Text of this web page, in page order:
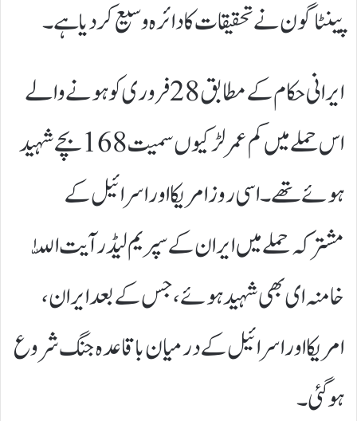
پینٹاگون نے تحقیقات کا دائرہ وسیع کردیا ہے۔
ایرانی حکام کے مطابق 28 فروری کو ہونے والے
اس حملے میں کم عمر لڑکیوں سمیت 168 بچے شہید
ہوئے تھے۔ اسی روز امریکا اور اسرائیل کے
مشترکہ حملے میں ایران کے سپریم لیڈرآیت اللّٰہ
خامنہ ایبھی شہید ہوئے، جس کے بعد ایران،
امریکا اور اسرائیل کے درمیان باقاعدہ جنگ شروع
ہوگئی۔